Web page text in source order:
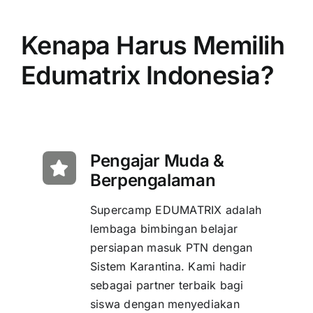
Kenapa Harus Memilih
Edumatrix Indonesia?
Pengajar Muda &
Berpengalaman
Supercamp EDUMATRIX adalah
lembaga bimbingan belajar
persiapan masuk PTN dengan
Sistem Karantina. Kami hadir
sebagai partner terbaik bagi
siswa dengan menyediakan